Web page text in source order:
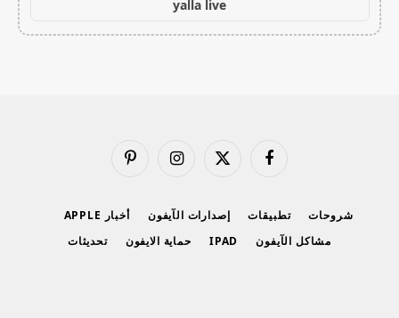
yalla live
فيسبوك
X
الانستغرامبينتيريست
شروحات تطبيقات إصدارات الآيفون
أخبار APPLE
مشاكل الآيفون
IPAD حماية الايفون تحديثات